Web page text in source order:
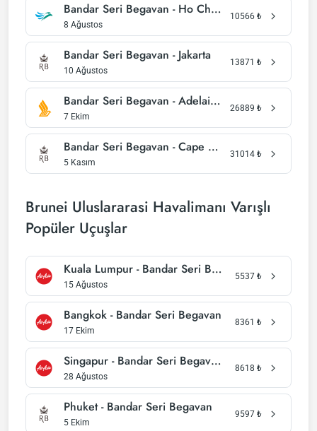
Bandar Seri Begavan - Ho Chi Minh Kenti
8 Ağustos
10566 ₺
Bandar Seri Begavan - Jakarta
10 Ağustos
13871 ₺
Bandar Seri Begavan - Adelaide
7 Ekim
26889 ₺
Bandar Seri Begavan - Cape Town
5 Kasım
31014 ₺
Brunei Uluslararasi Havalimanı Varışlı
Popüler Uçuşlar
Kuala Lumpur - Bandar Seri Begavan
15 Ağustos
5537 ₺
Bangkok - Bandar Seri Begavan
17 Ekim
8361 ₺
Singapur - Bandar Seri Begavan
28 Ağustos
8618 ₺
Phuket - Bandar Seri Begavan
5 Ekim
9597 ₺